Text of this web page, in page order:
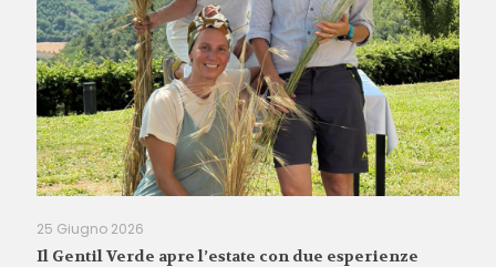
25 Giugno 2026
Il Gentil Verde apre l’estate con due esperienze